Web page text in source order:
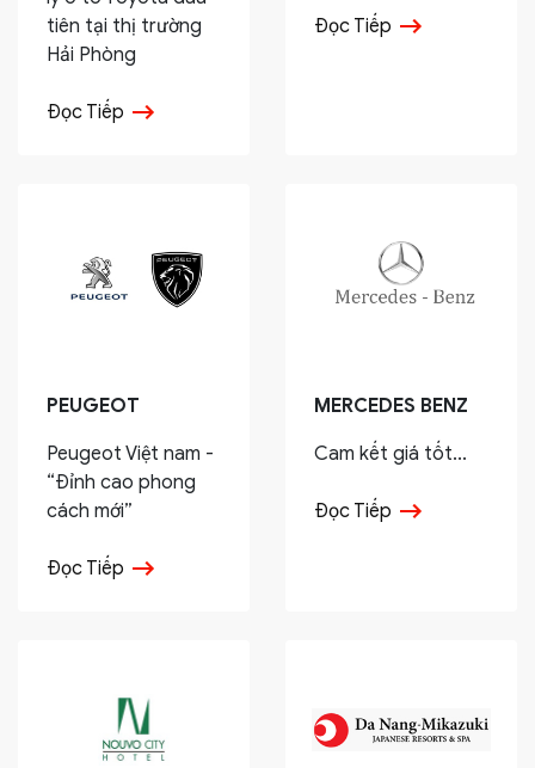
tiên tại thị trường
Hải Phòng
Đọc Tiếp
Đọc Tiếp
PEUGEOT
Peugeot Việt nam -
“Đỉnh cao phong
cách mới”
Đọc Tiếp
MERCEDES BENZ
Cam kết giá tốt...
Đọc Tiếp